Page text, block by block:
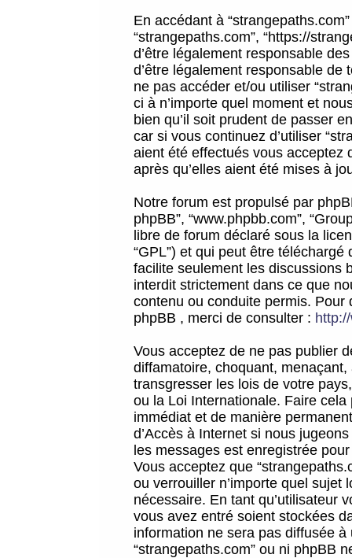
En accédant à
“strangepaths.com”, “https://
d’être légalement responsable
d’être légalement responsable
ne pas accéder et/ou utiliser
ci à n’importe quel moment et
bien qu’il soit prudent de passer
car si vous continuez d’utiliser
aient été effectués vous acceptez
après qu’elles aient été mises à
Notre forum est propulsé par
phpBB”, “www.phpbb.com”,
libre de forum déclaré sous la
“GPL”) et qui peut être téléchargé
facilite seulement les discussions
interdit strictement dans ce que
contenu ou conduite permis.
phpBB , merci de consulter :
Vous acceptez de ne pas publier
diffamatoire, choquant,
transgresser les lois de votre
ou la Loi Internationale. Faire
immédiat et de manière
d’Accès à Internet si nous
les messages est enregistrée
Vous acceptez que
ou verrouiller n’importe quel sujet
nécessaire. En tant qu’utilisateur
vous avez entré soient stockées
information ne sera pas diffusée
“strangepaths.com” ou ni phpBB